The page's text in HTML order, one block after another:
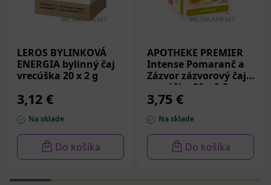
LEROS BYLINKOVÁ
ENERGIA bylinný čaj
vrecúška 20 x 2 g
3,12 €
Na sklade
Do košíka
APOTHEKE PREMIER
Intense Pomaranč a
Zázvor zázvorový čaj
vrecúška 20 x 2,5 g
3,75 €
Na sklade
Do košíka